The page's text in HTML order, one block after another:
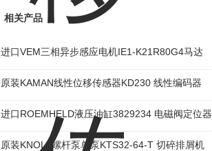
相关产品
进口VEM三相异步感应电机IE1-K21R80G4马达
原装KAMAN线性位移传感器KD230 线性编码器
进口ROEMHELD液压油缸3829234 电磁阀定位器
原装KNOLL螺杆泵单泵KTS32-64-T 切碎排屑机